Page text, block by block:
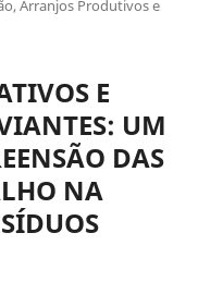
Arranjos Produtivos e
E
UM
DAS
NA